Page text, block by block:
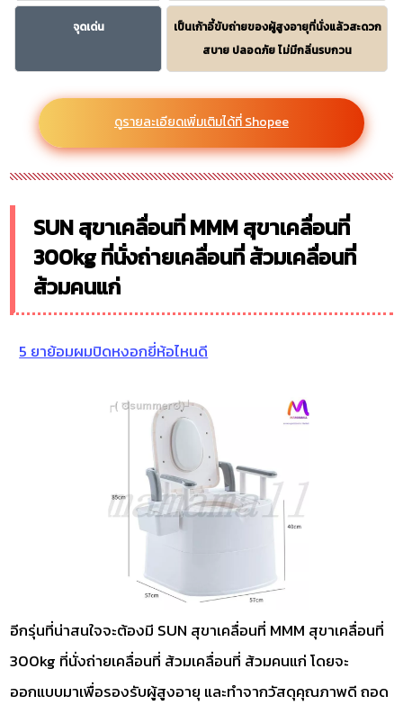
จุดเด่น
เป็นเก้าอี้ขับถ่ายของผู้สูงอายุที่นั่งแล้วสะดวก
สบาย ปลอดภัย ไม่มีกลิ่นรบกวน
ดูรายละเอียดเพิ่มเติมได้ที่ Shopee
SUN สุขาเคลื่อนที่ MMM สุขาเคลื่อนที่
300kg ที่นั่งถ่ายเคลื่อนที่ ส้วมเคลื่อนที่
ส้วมคนแก่
5 ยาย้อมผมปิดหงอกยี่ห้อไหนดี
อีกรุ่นที่น่าสนใจจะต้องมี SUN สุขาเคลื่อนที่ MMM สุขาเคลื่อนที่
300kg ที่นั่งถ่ายเคลื่อนที่ ส้วมเคลื่อนที่ ส้วมคนแก่ โดยจะ
ออกแบบมาเพื่อรองรับผู้สูงอายุ และทำจากวัสดุคุณภาพดี ถอด